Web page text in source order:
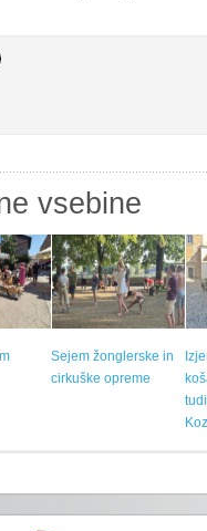
vsebine
Sejem žonglerske in
cirkuške opreme